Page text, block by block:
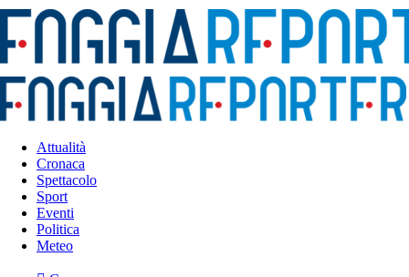
Attualità
Cronaca
Spettacolo
Sport
Eventi
Politica
Meteo